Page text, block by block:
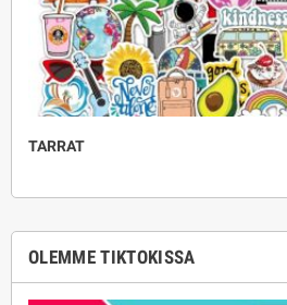
TARRAT
OLEMME TIKTOKISSA